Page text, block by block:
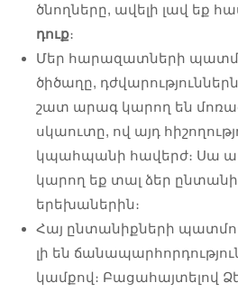
ծնողները, ավելի լավ եք
դուք։
Մեր հարազատների
ծիծաղը,
շատ արագ կարող են
սկաուտը, ով այդ
կպահպանի հավերժ։ Սա
կարող եք տալ ձեր
երեխաներին։
Հայ ընտանիքների
լի են
կամքով։ Բացահայտելով